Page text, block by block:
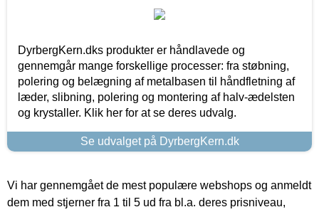
DyrbergKern.dks produkter er håndlavede og
gennemgår mange forskellige processer: fra støbning,
polering og belægning af metalbasen til håndfletning af
læder, slibning, polering og montering af halv-ædelsten
og krystaller. Klik her for at se deres udvalg.
Se udvalget på DyrbergKern.dk
Vi har gennemgået de mest populære webshops og anmeldt
dem med stjerner fra 1 til 5 ud fra bl.a. deres prisniveau,